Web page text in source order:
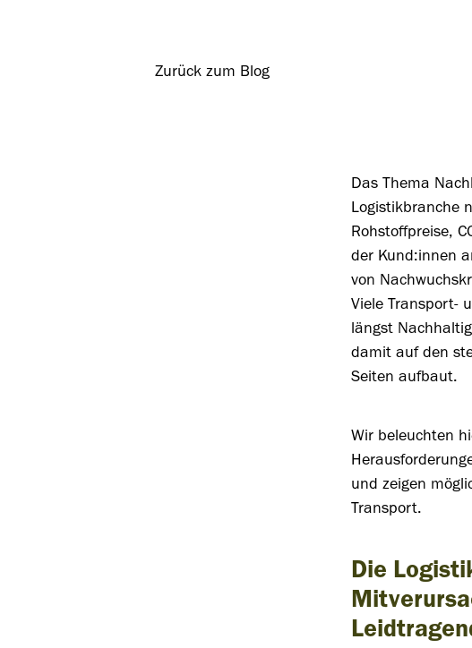
Zurück zum Blog
Das Thema
Logistikbranche
Rohstoffpreise,
der Kund:innen
von
Viele Transport-
längst
damit auf den
Seiten aufbaut.
Wir beleuchten
und zeigen
Transport.
Die